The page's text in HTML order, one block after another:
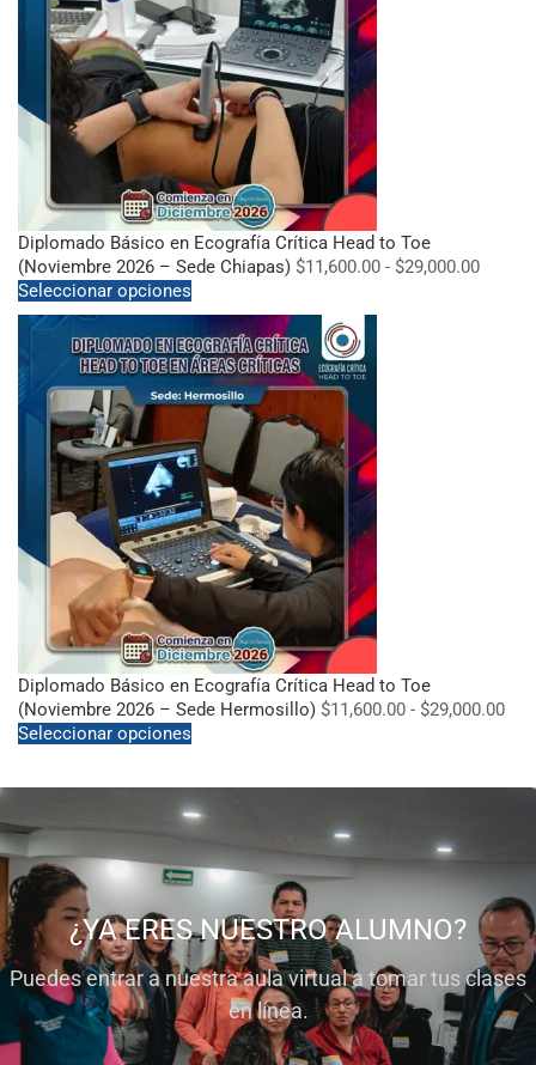
Diplomado Básico en Ecografía Crítica Head to Toe
(Noviembre 2026 – Sede Chiapas) $11,600.00 - $29,000.00
Seleccionar opciones
Diplomado Básico en Ecografía Crítica Head to Toe
(Noviembre 2026 – Sede Hermosillo) $11,600.00 - $29,000.00
Seleccionar opciones
¿YA ERES NUESTRO ALUMNO?
Puedes entrar a nuestra aula virtual a tomar tus clases
en línea.